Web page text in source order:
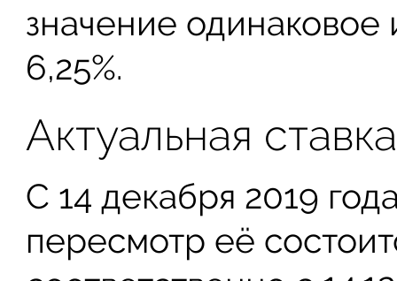
значение одинаковое
6,25%.
Актуальная ставка
С 14 декабря 2019
пересмотр её